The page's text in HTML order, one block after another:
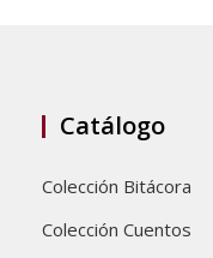
Catálogo
Colección Bitácora
Colección Cuentos